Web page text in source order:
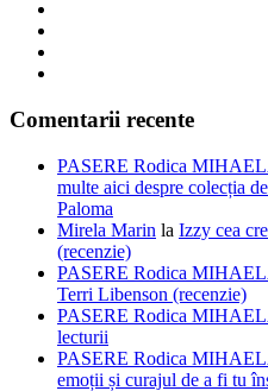
Comentarii recente
PASERE Rodica
multe aici despre colecția
Paloma
Mirela Marin la Izzy cea
(recenzie)
PASERE Rodica
Terri Libenson (recenzie)
PASERE Rodica
lecturii
PASERE Rodica
emoții și curajul de a fi tu